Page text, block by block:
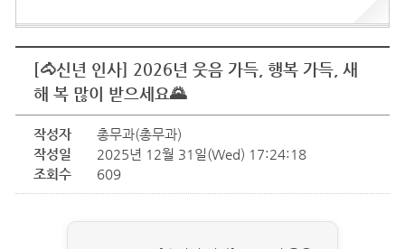
[🐴신년 인사] 2026년 웃음 가득, 행복 가득, 새
해 복 많이 받으세요🌄
작성자
총무과(총무과)
작성일
2025년 12월 31일(Wed) 17:24:18
조회수
609